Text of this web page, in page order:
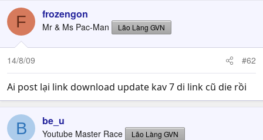
F frozengon
Mr & Ms Pac-Man Lão Làng GVN
14/8/09 #62
Ai post lại link download update kav 7 di link cũ die rồi
B be_u
Youtube Master Race Lão Làng GVN